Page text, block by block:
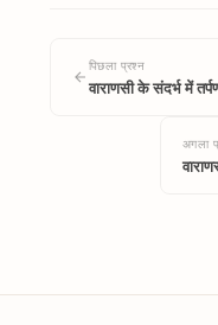
पिछला प्रश्न
वाराणसी के संदर्भ में
अगला